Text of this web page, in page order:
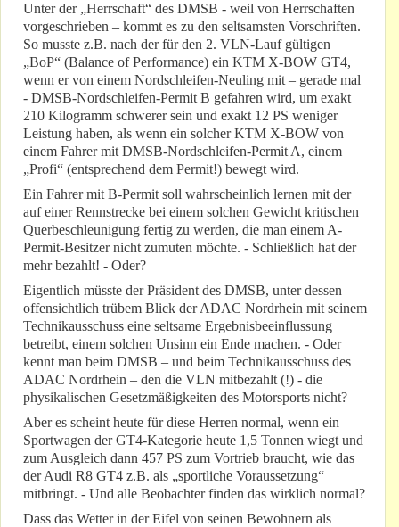
Unter der „Herrschaft“ des DMSB - weil von Herrschaften
vorgeschrieben – kommt es zu den seltsamsten Vorschriften.
So musste z.B. nach der für den 2. VLN-Lauf gültigen
„BoP“ (Balance of Performance) ein KTM X-BOW GT4,
wenn er von einem Nordschleifen-Neuling mit – gerade mal
- DMSB-Nordschleifen-Permit B gefahren wird, um exakt
210 Kilogramm schwerer sein und exakt 12 PS weniger
Leistung haben, als wenn ein solcher KTM X-BOW von
einem Fahrer mit DMSB-Nordschleifen-Permit A, einem
„Profi“ (entsprechend dem Permit!) bewegt wird.
Ein Fahrer mit B-Permit soll wahrscheinlich lernen mit der
auf einer Rennstrecke bei einem solchen Gewicht kritischen
Querbeschleunigung fertig zu werden, die man einem A-
Permit-Besitzer nicht zumuten möchte. - Schließlich hat der
mehr bezahlt! - Oder?
Eigentlich müsste der Präsident des DMSB, unter dessen
offensichtlich trübem Blick der ADAC Nordrhein mit seinem
Technikausschuss eine seltsame Ergebnisbeeinflussung
betreibt, einem solchen Unsinn ein Ende machen. - Oder
kennt man beim DMSB – und beim Technikausschuss des
ADAC Nordrhein – den die VLN mitbezahlt (!) - die
physikalischen Gesetzmäßigkeiten des Motorsports nicht?
Aber es scheint heute für diese Herren normal, wenn ein
Sportwagen der GT4-Kategorie heute 1,5 Tonnen wiegt und
zum Ausgleich dann 457 PS zum Vortrieb braucht, wie das
der Audi R8 GT4 z.B. als „sportliche Voraussetzung“
mitbringt. - Und alle Beobachter finden das wirklich normal?
Dass das Wetter in der Eifel von seinen Bewohnern als